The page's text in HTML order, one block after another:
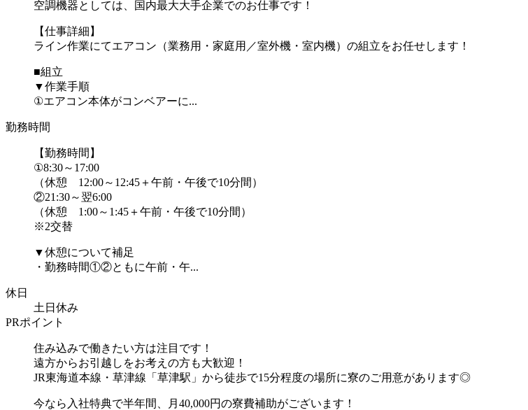
空調機器としては、国内最大大手企業でのお仕事です！
【仕事詳細】
ライン作業にてエアコン（業務用・家庭用／室外機・室内機）の組立をお任せします！
■組立
▼作業手順
①エアコン本体がコンベアーに...
勤務時間
【勤務時間】
①8:30～17:00
（休憩 12:00～12:45＋午前・午後で10分間）
②21:30～翌6:00
（休憩 1:00～1:45＋午前・午後で10分間）
※2交替
▼休憩について補足
・勤務時間①②ともに午前・午...
休日
土日休み
PRポイント
住み込みで働きたい方は注目です！
遠方からお引越しをお考えの方も大歓迎！
JR東海道本線・草津線「草津駅」から徒歩で15分程度の場所に寮のご用意があります◎
今なら入社特典で半年間、月40,000円の寮費補助がございます！